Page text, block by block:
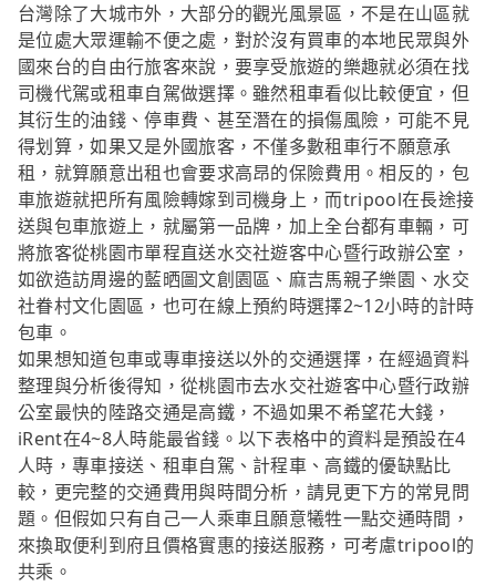
台灣除了大城市外，大部分的觀光風景區，不是在山區就
是位處大眾運輸不便之處，對於沒有買車的本地民眾與外
國來台的自由行旅客來說，要享受旅遊的樂趣就必須在找
司機代駕或租車自駕做選擇。雖然租車看似比較便宜，但
其衍生的油錢、停車費、甚至潛在的損傷風險，可能不見
得划算，如果又是外國旅客，不僅多數租車行不願意承
租，就算願意出租也會要求高昂的保險費用。相反的，包
車旅遊就把所有風險轉嫁到司機身上，而tripool在長途接
送與包車旅遊上，就屬第一品牌，加上全台都有車輛，可
將旅客從桃園市單程直送水交社遊客中心暨行政辦公室，
如欲造訪周邊的藍晒圖文創園區、麻吉馬親子樂園、水交
社眷村文化園區，也可在線上預約時選擇2~12小時的計時
包車。
如果想知道包車或專車接送以外的交通選擇，在經過資料
整理與分析後得知，從桃園市去水交社遊客中心暨行政辦
公室最快的陸路交通是高鐵，不過如果不希望花大錢，
iRent在4~8人時能最省錢。以下表格中的資料是預設在4
人時，專車接送、租車自駕、計程車、高鐵的優缺點比
較，更完整的交通費用與時間分析，請見更下方的常見問
題。但假如只有自己一人乘車且願意犧牲一點交通時間，
來換取便利到府且價格實惠的接送服務，可考慮tripool的
共乘。